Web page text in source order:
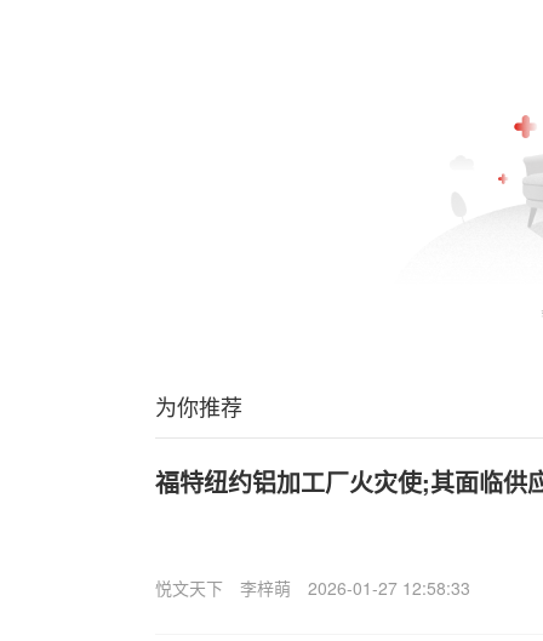
为你推荐
福特纽约铝加工厂火灾使;其面临供
悦文天下 李梓萌 2026-01-27 12:58:33